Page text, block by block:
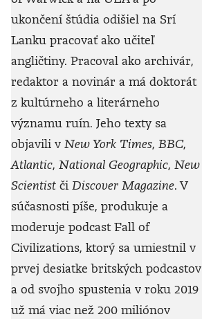
ukončení štúdia odišiel na Srí
Lanku pracovať ako učiteľ
angličtiny. Pracoval ako archivár,
redaktor a novinár a má doktorát
z kultúrneho a literárneho
významu ruín. Jeho texty sa
objavili v New York Times, BBC,
Atlantic, National Geographic, New
Scientist či Discover Magazine. V
súčasnosti píše, produkuje a
moderuje podcast Fall of
Civilizations, ktorý sa umiestnil v
prvej desiatke britských podcastov
a od svojho spustenia v roku 2019
už má viac než 200 miliónov